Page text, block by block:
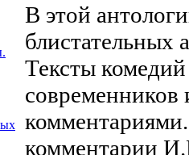
В этой
Тексты
современников
комментарии